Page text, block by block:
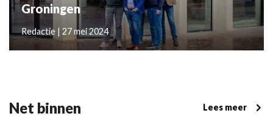
Groningen
Redactie | 27 mei 2024
Net binnen Lees meer